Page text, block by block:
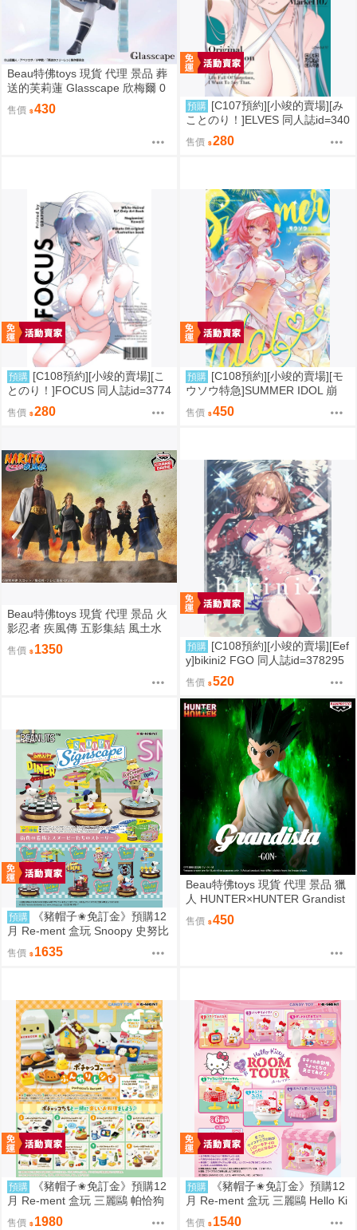
Beau特佛toys 現貨 代理 景品 葬
送的芙莉蓮 Glasscape 欣梅爾 0
售價 430 預購 [C107預約][小竣的賣場][み
ことのり！]ELVES 同人誌id=340
售價 280
預購 [C108預約][小竣的賣場][こ
とのり！]FOCUS 同人誌id=3774
售價 280
預購 [C108預約][小竣的賣場][モ
ウソウ特急]SUMMER IDOL 崩
壞：星穹鐵道 同人誌id=3758363
售價 450
Beau特佛toys 現貨 代理 景品 火
影忍者 疾風傳 五影集結 風土水
影 我愛羅 大野木 照美冥 0302
售價 1350 預購 [C108預約][小竣的賣場][Eef
y]bikini2 FGO 同人誌id=378295
售價 520
預購
《豬帽子✬免訂金》預購12
月 Re-ment 盒玩 Snoopy 史努比
街角招牌場景 中盒6入 0816
售價 1635
Beau特佛toys 現貨 代理 景品 獵
人 HUNTER×HUNTER Grandist
a 小傑 0206
售價 450
預購
《豬帽子✬免訂金》預購12
月 Re-ment 盒玩 三麗鷗 帕恰狗
烘焙食譜 中盒8入 0816
售價 1980
預購
《豬帽子✬免訂金》預購12
月 Re-ment 盒玩 三麗鷗 Hello Ki
tty 秘密房間之旅 中盒6入 0816
售價 1540